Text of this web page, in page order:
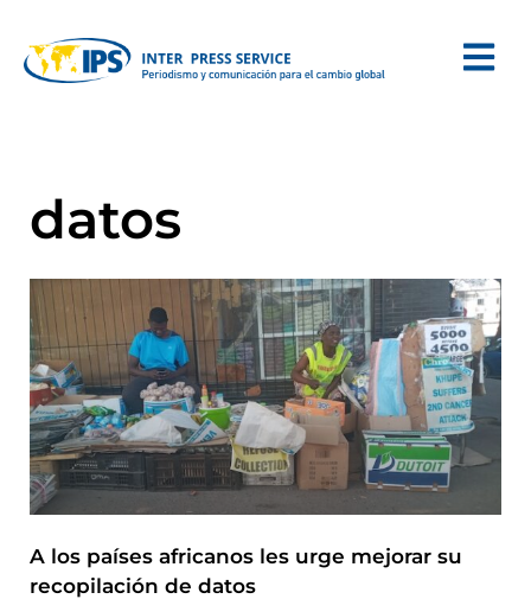
datos
A los países africanos les urge mejorar su
recopilación de datos